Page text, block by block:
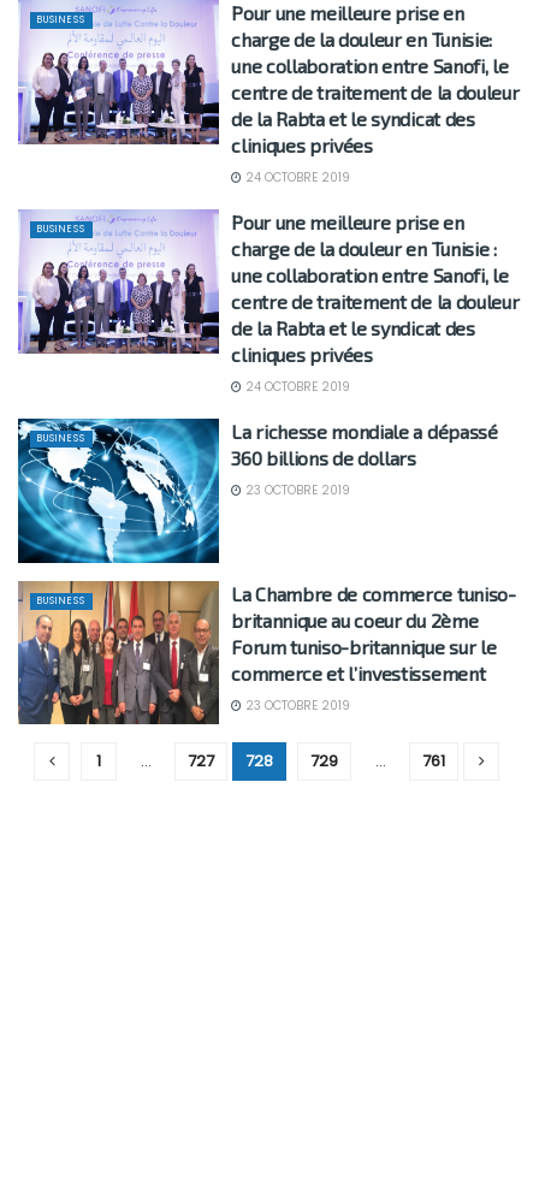
BUSINESS
Pour une meilleure prise en
charge de la douleur en Tunisie:
une collaboration entre Sanofi, le
centre de traitement de la douleur
de la Rabta et le syndicat des
cliniques privées
24 OCTOBRE 2019
BUSINESS
Pour une meilleure prise en
charge de la douleur en Tunisie :
une collaboration entre Sanofi, le
centre de traitement de la douleur
de la Rabta et le syndicat des
cliniques privées
24 OCTOBRE 2019
BUSINESS
La richesse mondiale a dépassé
360 billions de dollars
23 OCTOBRE 2019
BUSINESS
La Chambre de commerce tuniso-
britannique au coeur du 2ème
Forum tuniso-britannique sur le
commerce et l’investissement
23 OCTOBRE 2019
1 … 727 728 729 … 761